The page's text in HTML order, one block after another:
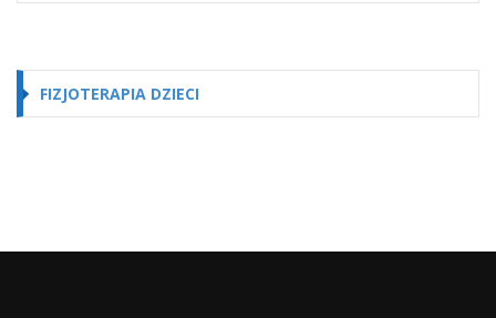
FIZJOTERAPIA DZIECI